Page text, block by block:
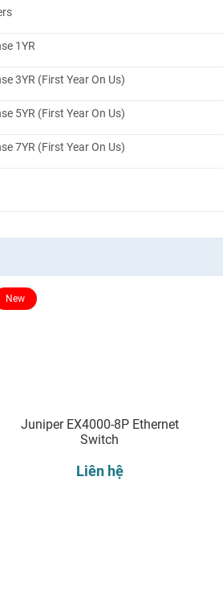
1YR
3YR (First Year On Us)
5YR (First Year On Us)
7YR (First Year On Us)
Juniper EX4000-8P Ethernet
Switch
Liên hệ
New